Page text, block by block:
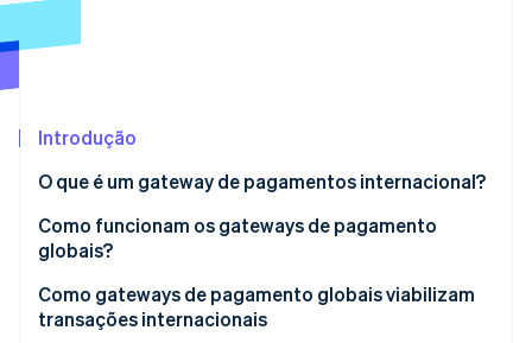
Veja como a Stripe está construindo a infraestrutura
Assista agora
Introdução
O que é um gateway de pagamentos internacional?
Como funcionam os gateways de pagamento
globais?
Como gateways de pagamento globais viabilizam
transações internacionais